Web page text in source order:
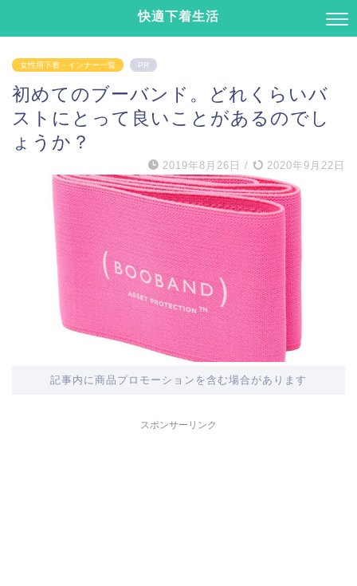
快適下着生活
女性用下着・インナー一覧 PR
初めてのブーバンド。どれくらいバ
ストにとって良いことがあるのでし
ょうか？
2019年8月26日 / 2020年9月22日
記事内に商品プロモーションを含む場合があります
スポンサーリンク